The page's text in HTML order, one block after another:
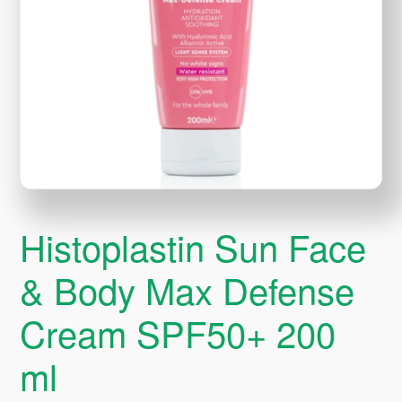
Histoplastin Sun Face
& Body Max Defense
Cream SPF50+ 200
ml